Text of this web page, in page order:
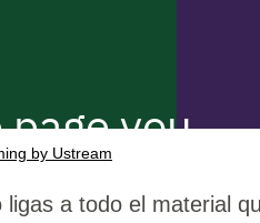
by Ustream
ligas a todo el material